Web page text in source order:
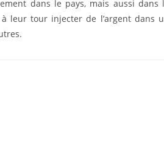
dans le pays, mais aussi dans
leur tour injecter de l’argent dans